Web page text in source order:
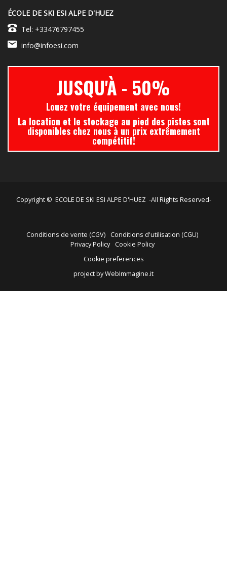
ÉCOLE DE SKI ESI ALPE D'HUEZ
Tel: +33476797455
info@infoesi.com
JUSQU'À - 50%
Louez votre équipement avec nous!
La location et le stockage au pied des pistes sont
disponibles chez nous à un prix extrêmement
compétitif!
Copyright © ECOLE DE SKI ESI ALPE D'HUEZ -All Rights Reserved-
Conditions de vente (CGV) Conditions d'utilisation (CGU)
Privacy Policy
Cookie Policy
Cookie preferences
project by WebImmagine.it